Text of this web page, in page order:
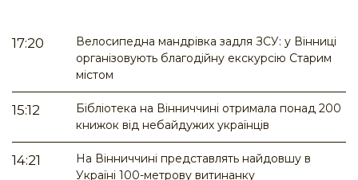
17:20
Велосипедна мандрівка задля ЗСУ: у Вінниці
організовують благодійну екскурсію Старим
містом
15:12
Бібліотека на Вінниччині отримала понад 200
книжок від небайдужих українців
14:21
На Вінниччині представлять найдовшу в
Україні 100-метрову витинанку